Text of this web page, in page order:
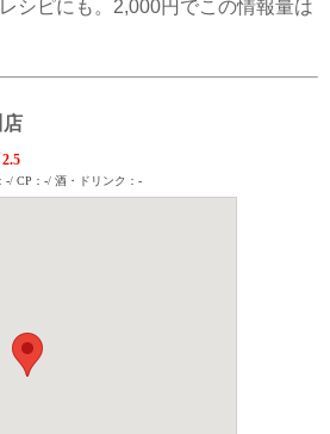
シピにも。2,000円でこの情報量は
店